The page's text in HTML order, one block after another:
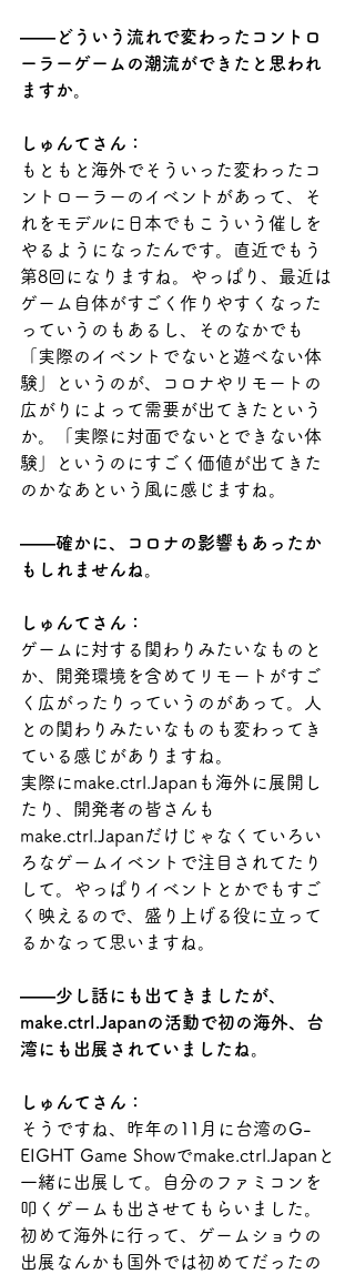
――どういう流れで変わったコントロ
ーラーゲームの潮流ができたと思われ
ますか。
しゅんてさん：
もともと海外でそういった変わったコ
ントローラーのイベントがあって、そ
れをモデルに日本でもこういう催しを
やるようになったんです。直近でもう
第8回になりますね。やっぱり、最近は
ゲーム自体がすごく作りやすくなった
っていうのもあるし、そのなかでも
「実際のイベントでないと遊べない体
験」というのが、コロナやリモートの
広がりによって需要が出てきたという
か。「実際に対面でないとできない体
験」というのにすごく価値が出てきた
のかなあという風に感じますね。
――確かに、コロナの影響もあったか
もしれませんね。
しゅんてさん：
ゲームに対する関わりみたいなものと
か、開発環境を含めてリモートがすご
く広がったりっていうのがあって。人
との関わりみたいなものも変わってき
ている感じがありますね。
実際にmake.ctrl.Japanも海外に展開し
たり、開発者の皆さんも
make.ctrl.Japanだけじゃなくていろい
ろなゲームイベントで注目されてたり
して。やっぱりイベントとかでもすご
く映えるので、盛り上げる役に立って
るかなって思いますね。
――少し話にも出てきましたが、
make.ctrl.Japanの活動で初の海外、台
湾にも出展されていましたね。
しゅんてさん：
そうですね、昨年の11月に台湾のG-
EIGHT Game Showでmake.ctrl.Japanと
一緒に出展して。自分のファミコンを
叩くゲームも出させてもらいました。
初めて海外に行って、ゲームショウの
出展なんかも国外では初めてだったの